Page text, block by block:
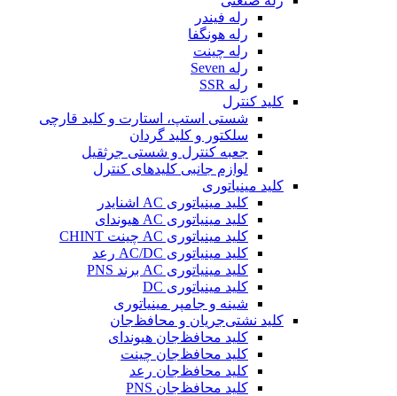
رله فیندر
رله هونگفا
رله چینت
رله Seven
رله SSR
کلید کنترل
شستی استپ، استارت و کلید قارچی
سلکتور و کلید گردان
جعبه کنترل و شستی جرثقیل
لوازم جانبی کلیدهای کنترل
کلید مینیاتوری
کلید مینیاتوری AC اشنایدر
کلید مینیاتوری AC هیوندای
کلید مینیاتوری AC چینت CHINT
کلید مینیاتوری AC/DC رعد
کلید مینیاتوری AC برند PNS
کلید مینیاتوری DC
شینه و جامپر مینیاتوری
کلید نشتی‌جریان و محافظ‌جان
کلید محافظ‌جان هیوندای
کلید محافظ‌جان چینت
کلید محافظ‌جان رعد
کلید محافظ‌جان PNS